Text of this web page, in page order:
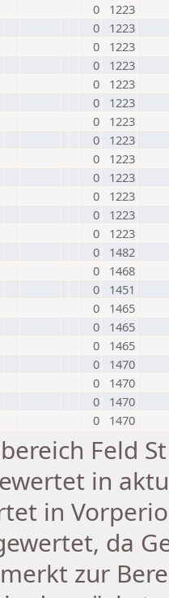
0
1223
0
1223
0
1223
0
1223
0
1223
0
1223
0
1223
0
1223
0
1223
0
1223
0
1223
0
1223
0
1223
0
1482
0
1468
0
1451
0
1465
0
1465
0
1465
0
1470
0
1470
0
1470
0 1470
Feld
in
in
da
zur